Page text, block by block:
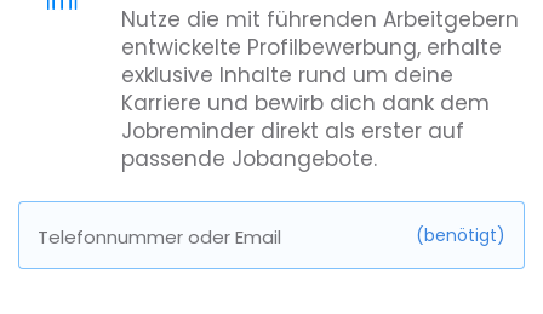
Nutze die mit führenden Arbeitgebern
entwickelte Profilbewerbung, erhalte
exklusive Inhalte rund um deine
Karriere und bewirb dich dank dem
Jobreminder direkt als erster auf
passende Jobangebote.
Telefonnummer oder Email (benötigt)